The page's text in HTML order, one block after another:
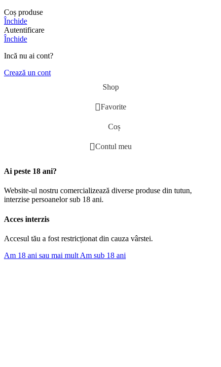
Coș produse
Închide
Autentificare
Închide
Incă nu ai cont?
Crează un cont
Shop
Favorite
Coș
Contul meu
Ai peste 18 ani?
Website-ul nostru comercializează diverse produse din tutun,
interzise persoanelor sub 18 ani.
Acces interzis
Accesul tău a fost restricționat din cauza vârstei.
Am 18 ani sau mai mult Am sub 18 ani